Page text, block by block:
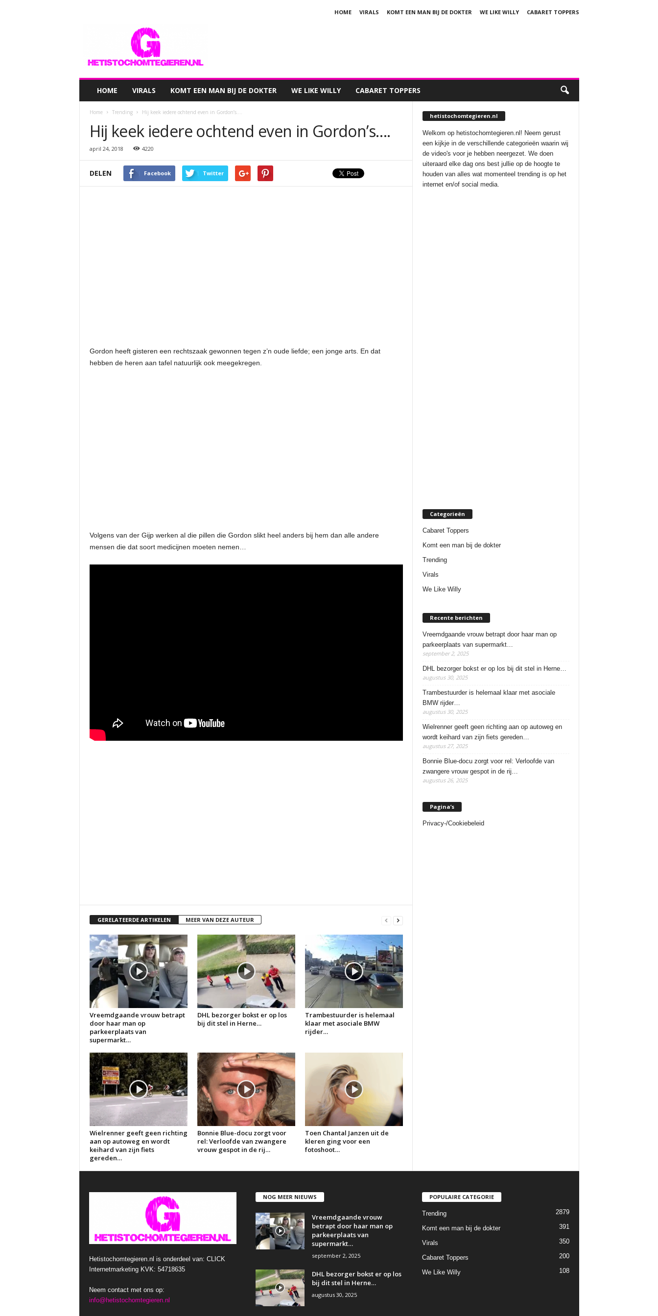
HOME VIRALS KOMT EEN MAN BIJ DE DOKTER WE LIKE WILLY
CABARET TOPPERS
HOME VIRALS KOMT EEN MAN BIJ DE DOKTER WE LIKE WILLY CABARET TOPPERS
Home Trending Hij keek iedere ochtend even in Gordon’s….
Hij keek iedere ochtend even in Gordon’s….
april 24, 2018 4220
DELEN Facebook Twitter
Gordon heeft gisteren een rechtszaak gewonnen tegen z’n oude liefde; een jonge arts. En dat
hebben de heren aan tafel natuurlijk ook meegekregen.
Volgens van der Gijp werken al die pillen die Gordon slikt heel anders bij hem dan alle andere
mensen die dat soort medicijnen moeten nemen…
GERELATEERDE ARTIKELEN MEER VAN DEZE AUTEUR
Vreemdgaande vrouw betrapt
door haar man op
parkeerplaats van
supermarkt…
DHL bezorger bokst er op los
bij dit stel in Herne…
Trambestuurder is helemaal
klaar met asociale BMW
rijder…
Wielrenner geeft geen richting
aan op autoweg en wordt
keihard van zijn fiets
gereden…
Bonnie Blue-docu zorgt voor
rel: Verloofde van zwangere
vrouw gespot in de rij…
Toen Chantal Janzen uit de
kleren ging voor een
fotoshoot…
hetistochomtegieren.nl
Welkom op hetistochomtegieren.nl! Neem gerust
een kijkje in de verschillende categorieën waarin wij
de video's voor je hebben neergezet. We doen
uiteraard elke dag ons best jullie op de hoogte te
houden van alles wat momenteel trending is op het
internet en/of social media.
Categorieën
Cabaret Toppers
Komt een man bij de dokter
Trending
Virals
We Like Willy
Recente berichten
Vreemdgaande vrouw betrapt door haar man op
parkeerplaats van supermarkt…
september 2, 2025
DHL bezorger bokst er op los bij dit stel in Herne…
augustus 30, 2025
Trambestuurder is helemaal klaar met asociale
BMW rijder…
augustus 30, 2025
Wielrenner geeft geen richting aan op autoweg en
wordt keihard van zijn fiets gereden…
augustus 27, 2025
Bonnie Blue-docu zorgt voor rel: Verloofde van
zwangere vrouw gespot in de rij…
augustus 26, 2025
Pagina’s
Privacy-/Cookiebeleid
Hetistochomtegieren.nl is onderdeel van: CLICK
Internetmarketing KVK: 54718635
Neem contact met ons op:
info@hetistochomtegieren.nl
NOG MEER NIEUWS
Vreemdgaande vrouw
betrapt door haar man op
parkeerplaats van
supermarkt…
september 2, 2025
DHL bezorger bokst er op los
bij dit stel in Herne…
augustus 30, 2025
POPULAIRE CATEGORIE
Trending 2879
Komt een man bij de dokter 391
Virals 350
Cabaret Toppers 200
We Like Willy 108